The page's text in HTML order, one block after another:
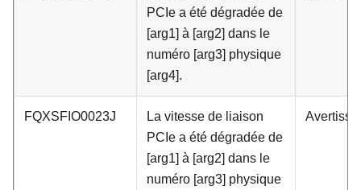
PCIe a été dégradée de
[arg1] à [arg2] dans le
numéro [arg3] physique
[arg4].
FQXSFIO0023J
La vitesse de liaison
PCIe a été dégradée de
[arg1] à [arg2] dans le
numéro [arg3] physique